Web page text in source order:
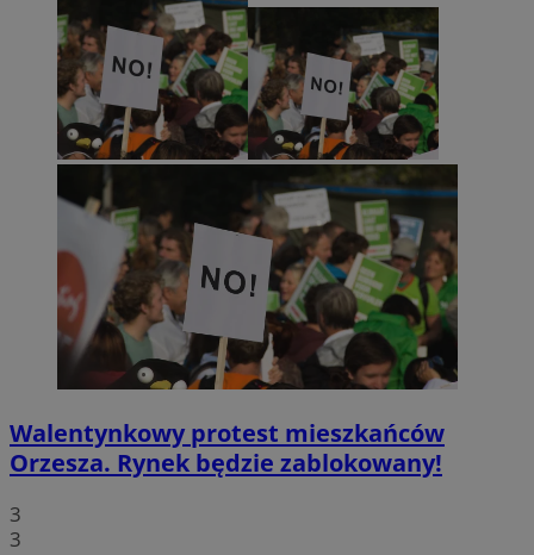
Walentynkowy protest mieszkańców
Orzesza. Rynek będzie zablokowany!
3
3